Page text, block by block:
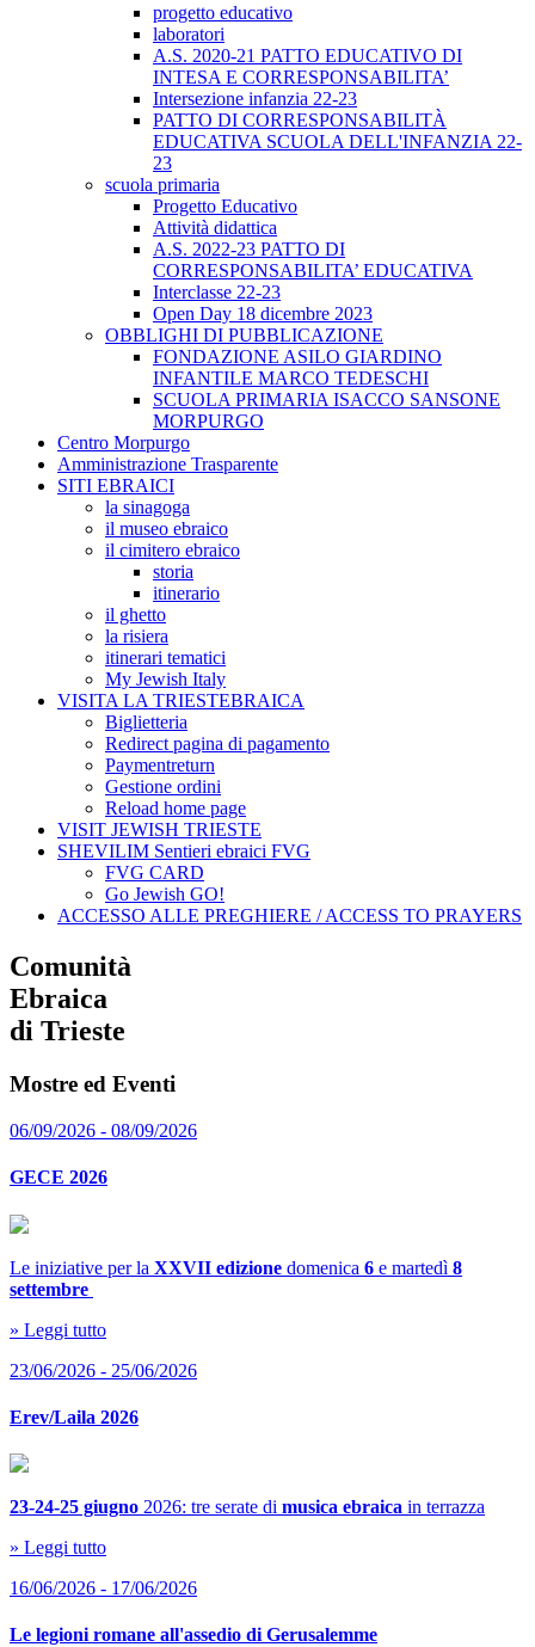
progetto educativo
laboratori
A.S. 2020-21 PATTO EDUCATIVO DI
INTESA E CORRESPONSABILITA’
Intersezione infanzia 22-23
PATTO DI CORRESPONSABILITÀ
EDUCATIVA SCUOLA DELL'INFANZIA 22-
23
scuola primaria
Progetto Educativo
Attività didattica
A.S. 2022-23 PATTO DI
CORRESPONSABILITA’ EDUCATIVA
Interclasse 22-23
Open Day 18 dicembre 2023
OBBLIGHI DI PUBBLICAZIONE
FONDAZIONE ASILO GIARDINO
INFANTILE MARCO TEDESCHI
SCUOLA PRIMARIA ISACCO SANSONE
MORPURGO
Centro Morpurgo
Amministrazione Trasparente
SITI EBRAICI
la sinagoga
il museo ebraico
il cimitero ebraico
storia
itinerario
il ghetto
la risiera
itinerari tematici
My Jewish Italy
VISITA LA TRIESTEBRAICA
Biglietteria
Redirect pagina di pagamento
Paymentreturn
Gestione ordini
Reload home page
VISIT JEWISH TRIESTE
SHEVILIM Sentieri ebraici FVG
FVG CARD
Go Jewish GO!
ACCESSO ALLE PREGHIERE / ACCESS TO PRAYERS
Comunità
Ebraica
di Trieste
Mostre ed Eventi
06/09/2026 - 08/09/2026
GECE 2026
Le iniziative per la XXVII edizione domenica 6 e martedì 8
settembre
» Leggi tutto
23/06/2026 - 25/06/2026
Erev/Laila 2026
23-24-25 giugno 2026: tre serate di musica ebraica in terrazza
» Leggi tutto
16/06/2026 - 17/06/2026
Le legioni romane all'assedio di Gerusalemme